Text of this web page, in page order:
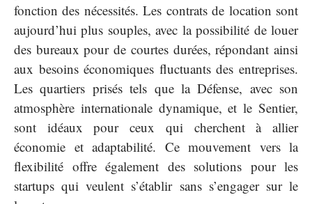
fonction des nécessités. Les contrats de location sont
aujourd’hui plus souples, avec la possibilité de louer
des bureaux pour de courtes durées, répondant ainsi
aux besoins économiques fluctuants des entreprises.
Les quartiers prisés tels que la Défense, avec son
atmosphère internationale dynamique, et le Sentier,
sont idéaux pour ceux qui cherchent à allier
économie et adaptabilité. Ce mouvement vers la
flexibilité offre également des solutions pour les
startups qui veulent s’établir sans s’engager sur le